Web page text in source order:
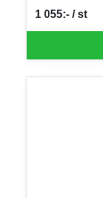
1 055:- / st
SEK per ST